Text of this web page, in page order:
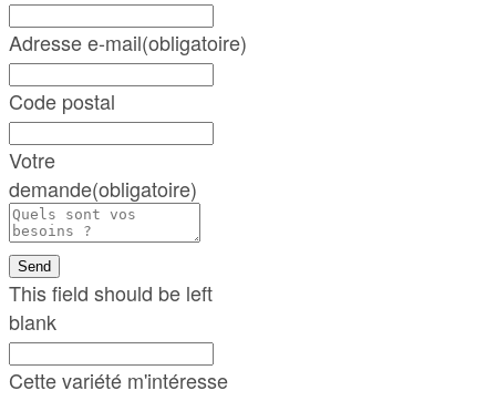
Adresse e-mail(obligatoire)
Code postal
Votre
demande(obligatoire)
Send
This field should be left
blank
Cette variété m'intéresse